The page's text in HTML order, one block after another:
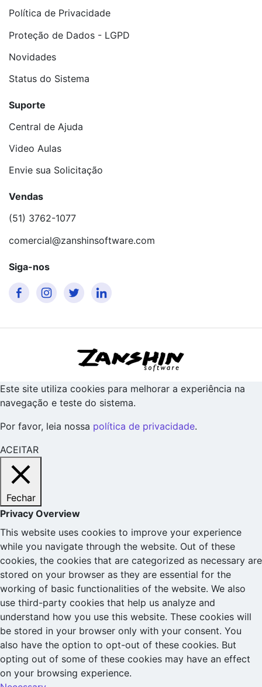
Política de Privacidade
Proteção de Dados - LGPD
Novidades
Status do Sistema
Suporte
Central de Ajuda
Video Aulas
Envie sua Solicitação
Vendas
(51) 3762-1077
comercial@zanshinsoftware.com
Siga-nos
Este site utiliza cookies para melhorar a experiência na
navegação e teste do sistema.
Por favor, leia nossa política de privacidade.
ACEITAR
Fechar
Privacy Overview
This website uses cookies to improve your experience
while you navigate through the website. Out of these
cookies, the cookies that are categorized as necessary are
stored on your browser as they are essential for the
working of basic functionalities of the website. We also
use third-party cookies that help us analyze and
understand how you use this website. These cookies will
be stored in your browser only with your consent. You
also have the option to opt-out of these cookies. But
opting out of some of these cookies may have an effect
on your browsing experience.